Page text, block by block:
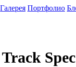
Галерея Портфолио